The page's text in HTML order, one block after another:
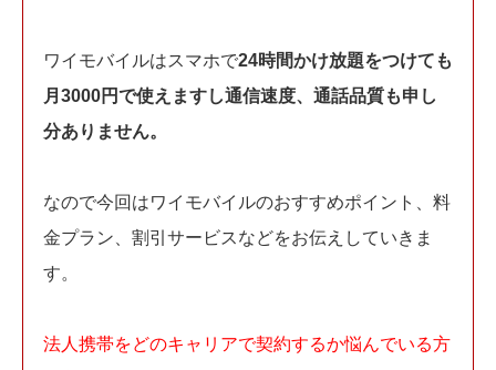
ワイモバイルはスマホで24時間かけ放題をつけても
月3000円で使えますし通信速度、通話品質も申し
分ありません。
なので今回はワイモバイルのおすすめポイント、料
金プラン、割引サービスなどをお伝えしていきま
す。
法人携帯をどのキャリアで契約するか悩んでいる方